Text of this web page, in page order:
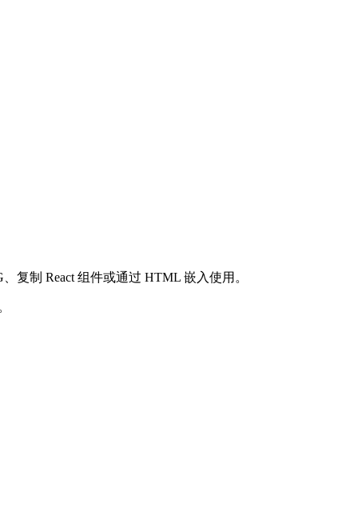
复制 React 组件或通过 HTML 嵌入使用。